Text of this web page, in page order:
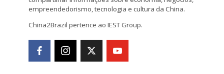
empreendedorismo, tecnologia e cultura da China.
China2Brazil pertence ao IEST Group.